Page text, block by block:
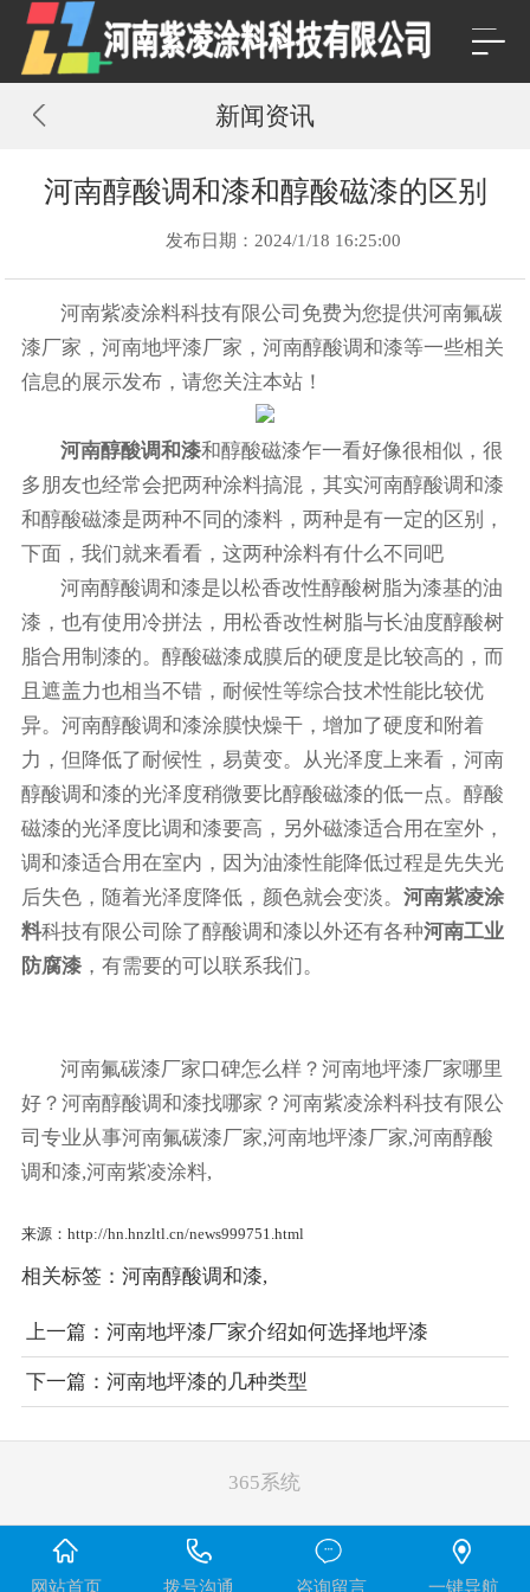
新闻资讯
河南醇酸调和漆和醇酸磁漆的区别
发布日期：2024/1/18 16:25:00
河南紫凌涂料科技有限公司免费为您提供河南氟碳
漆厂家 ，河南地坪漆厂家，河南醇酸调和漆等一些相关
信息的展示发布，请您关注本站！
河南醇酸调和漆和醇酸磁漆乍一看好像很相似，很
多朋友也经常会把两种涂料搞混，其实河南醇酸调和漆
和醇酸磁漆是两种不同的漆料，两种是有一定的区别，
下面，我们就来看看，这两种涂料有什么不同吧
河南醇酸调和漆是以松香改性醇酸树脂为漆基的油
漆，也有使用冷拼法，用松香改性树脂与长油度醇酸树
脂合用制漆的。醇酸磁漆成膜后的硬度是比较高的，而
且遮盖力也相当不错，耐候性等综合技术性能比较优
异。河南醇酸调和漆涂膜快燥干，增加了硬度和附着
力，但降低了耐候性，易黄变。从光泽度上来看，河南
醇酸调和漆的光泽度稍微要比醇酸磁漆的低一点。醇酸
磁漆的光泽度比调和漆要高，另外磁漆适合用在室外，
调和漆适合用在室内，因为油漆性能降低过程是先失光
后失色，随着光泽度降低，颜色就会变淡。 河南紫凌涂
料科技有限公司除了醇酸调和漆以外还有各种河南工业
防腐漆，有需要的可以联系我们。
河南氟碳漆厂家口碑怎么样？河南地坪漆厂家哪里
好？河南醇酸调和漆找哪家？河南紫凌涂料科技有限公
司专业从事河南氟碳漆厂家,河南地坪漆厂家,河南醇酸
调和漆,河南紫凌涂料,
来源：http://hn.hnzltl.cn/news999751.html
相关标签： 河南醇酸调和漆,
上一篇： 河南地坪漆厂家介绍如何选择地坪漆
下一篇： 河南地坪漆的几种类型
365系统
网站首页 拨号沟通 咨询留言 一键导航